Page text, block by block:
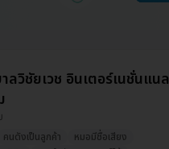
ลวิชัยเวช อินเตอร์เนชั่นแนล
คนดังเป็นลูกค้า
หมอมีชื่อเสียง